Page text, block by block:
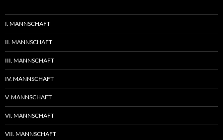
I. MANNSCHAFT
II. MANNSCHAFT
III. MANNSCHAFT
IV. MANNSCHAFT
V. MANNSCHAFT
VI. MANNSCHAFT
VII. MANNSCHAFT